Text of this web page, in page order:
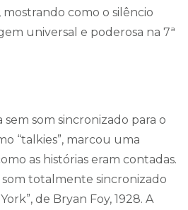
mostrando como o silêncio
universal e poderosa na 7ª
som sincronizado para o
“talkies”, marcou uma
as histórias eram contadas.
totalmente sincronizado
de Bryan Foy, 1928. A